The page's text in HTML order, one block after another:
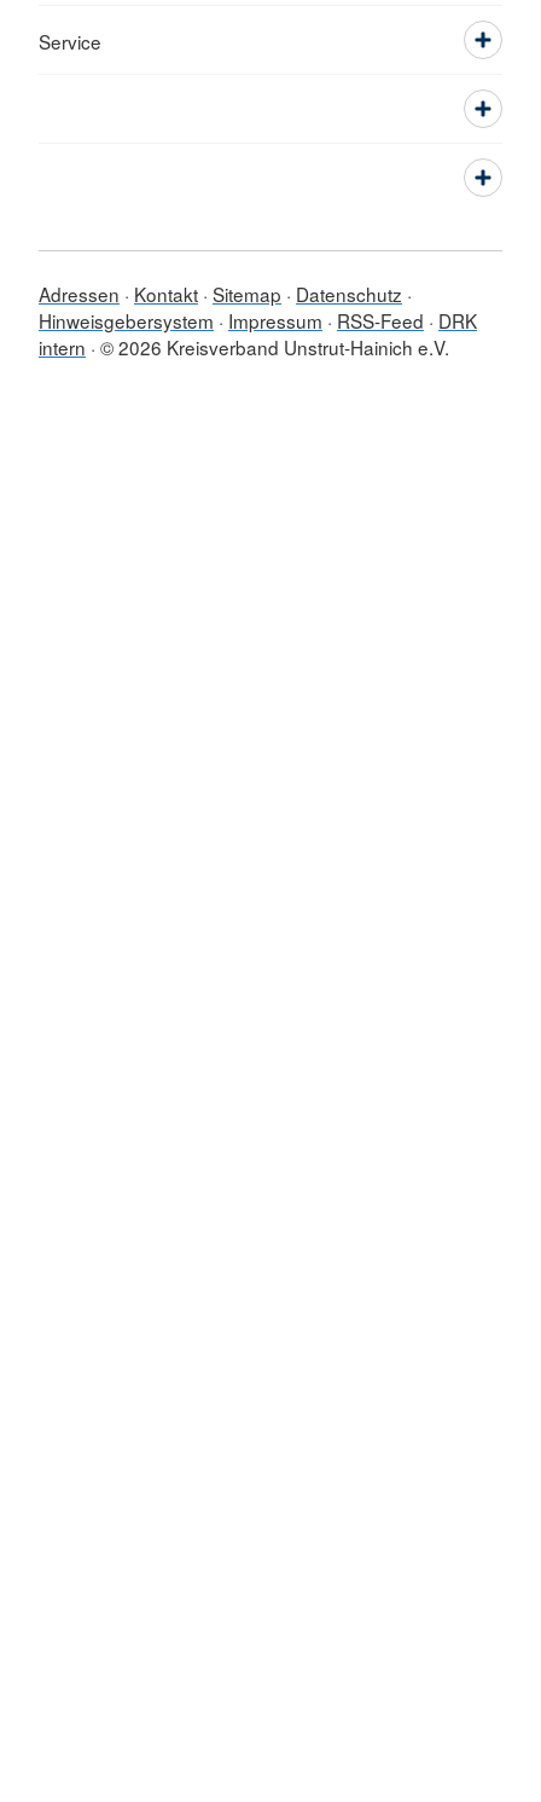
Service
Adressen Kontakt Sitemap
Datenschutz
Hinweisgebersystem
Impressum RSS-Feed
DRK
intern © 2026 Kreisverband Unstrut-Hainich e.V.